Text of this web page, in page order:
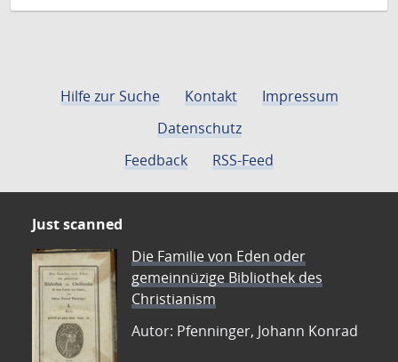
Hilfe zur Suche Kontakt
Impressum
Datenschutz
Feedback
RSS-Feed
Just scanned
Die Familie von Eden oder
gemeinnüzige Bibliothek des
Christianism
Autor: Pfenninger, Johann Konrad